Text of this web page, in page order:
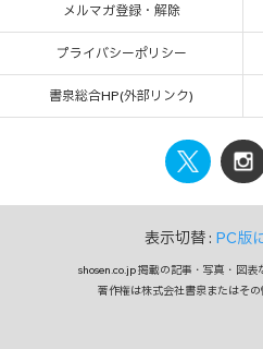
メルマガ登録・解除
プライバシーポリシー
書泉総合HP(外部リンク)
表示切替 : PC版
shosen.co.jp 掲載の記事・写真・図表
著作権は株式会社書泉またはその